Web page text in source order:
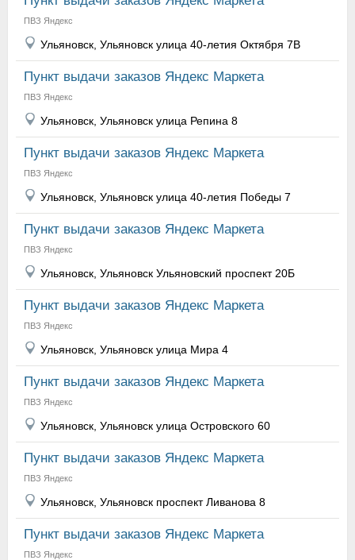
ПВЗ Яндекс
Ульяновск, Ульяновск улица 40-летия Октября 7В
Пункт выдачи заказов Яндекс Маркета
ПВЗ Яндекс
Ульяновск, Ульяновск улица Репина 8
Пункт выдачи заказов Яндекс Маркета
ПВЗ Яндекс
Ульяновск, Ульяновск улица 40-летия Победы 7
Пункт выдачи заказов Яндекс Маркета
ПВЗ Яндекс
Ульяновск, Ульяновск Ульяновский проспект 20Б
Пункт выдачи заказов Яндекс Маркета
ПВЗ Яндекс
Ульяновск, Ульяновск улица Мира 4
Пункт выдачи заказов Яндекс Маркета
ПВЗ Яндекс
Ульяновск, Ульяновск улица Островского 60
Пункт выдачи заказов Яндекс Маркета
ПВЗ Яндекс
Ульяновск, Ульяновск проспект Ливанова 8
Пункт выдачи заказов Яндекс Маркета
ПВЗ Яндекс